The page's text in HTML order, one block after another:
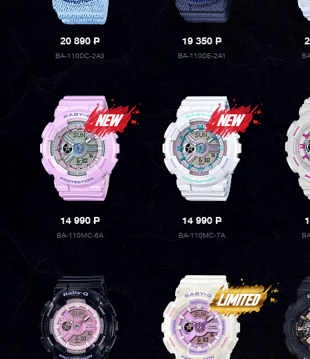
20 890P
BA-110DC-2A3
19 350P
BA-110DE-2A1
14 990P
BA-110MC-6A
14 990P
BA-110MC-7A